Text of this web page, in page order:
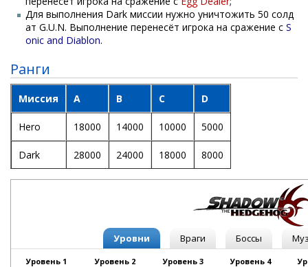
Для выполнения Dark миссии нужно уничтожить 50 солд
ат G.U.N. Выполнение перенесёт игрока на сражение сS
onic and Diablon.
Ранги
Миссия A B C D
Hero 18000 14000 10000 5000
Dark 28000 24000 18000 8000
Уровни Враги Боссы
Уровень 1 Уровень 2 Уровень 3 Уровень 4